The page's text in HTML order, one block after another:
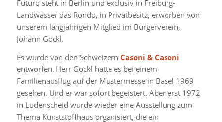
Futuro steht in Berlin und exclusiv in Freiburg-
Landwasser das Rondo, in Privatbesitz, erworben von
unserem langjährigen Mitglied im Bürgerverein,
Johann Gockl.
Es wurde von den Schweizern Casoni & Casoni
entworfen. Herr Gockl hatte es bei einem
Familienausflug auf der Mustermesse in Basel 1969
gesehen. Und er war sofort begeistert. Aber erst 1972
in Lüdenscheid wurde wieder eine Ausstellung zum
Thema Kunststoffhaus organisiert, die ein